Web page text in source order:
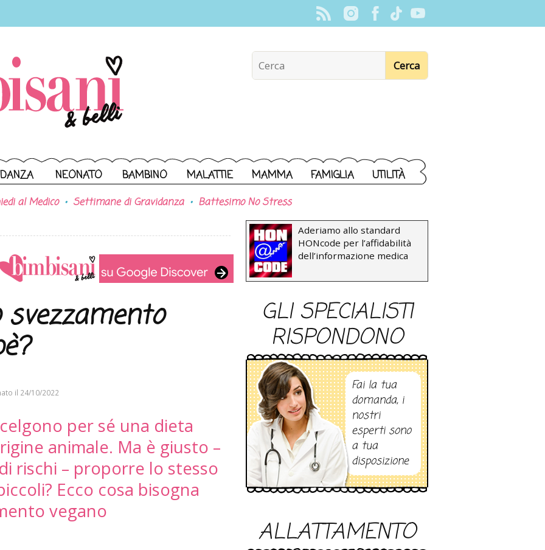
NEONATO BAMBINO MALATTIE MAMMA FAMIGLIA UTILITÀ
al Medico Settimane di Gravidanza Battesimo No Stress
il 24/10/2022
per sé una dieta
animale. Ma è giusto –
rischi – proporre lo stesso
Ecco cosa bisogna
vegano
Aderiamo allo standard
HONcode per l’affidabilità
dell’informazione medica
GLI SPECIALISTI
RISPONDONO
Fai la tua
domanda, i
nostri
esperti sono
a tua
disposizione
ALLATTAMENTO